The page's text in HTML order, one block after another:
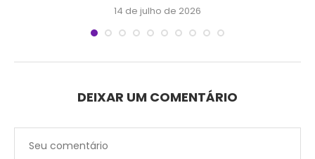
14 de julho de 2026
DEIXAR UM COMENTÁRIO